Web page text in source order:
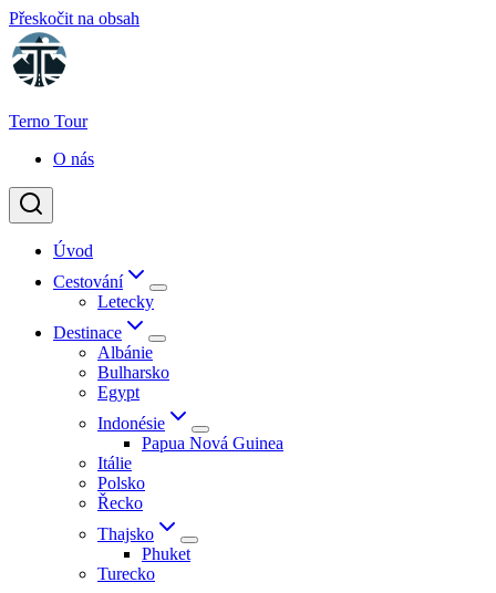
Přeskočit na obsah
Terno Tour
O nás
Úvod
Cestování
Letecky
Destinace
Albánie
Bulharsko
Egypt
Indonésie
Papua Nová Guinea
Itálie
Polsko
Řecko
Thajsko
Phuket
Turecko